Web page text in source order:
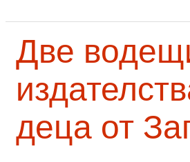
Две
деца от